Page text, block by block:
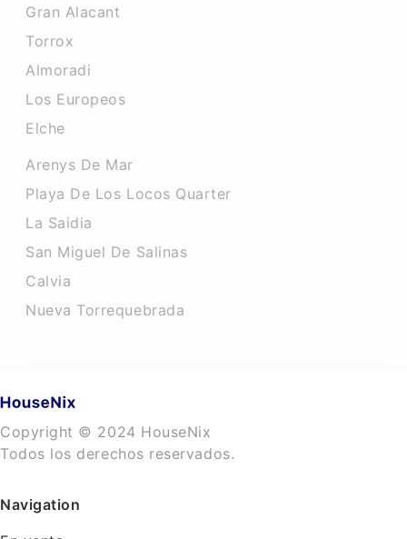
Gran Alacant
Torrox
Almoradi
Los Europeos
Elche
Arenys De Mar
Playa De Los Locos Quarter
La Saidia
San Miguel De Salinas
Calvia
Nueva Torrequebrada
Copyright © 2024 HouseNix
Todos los derechos reservados.
Navigation